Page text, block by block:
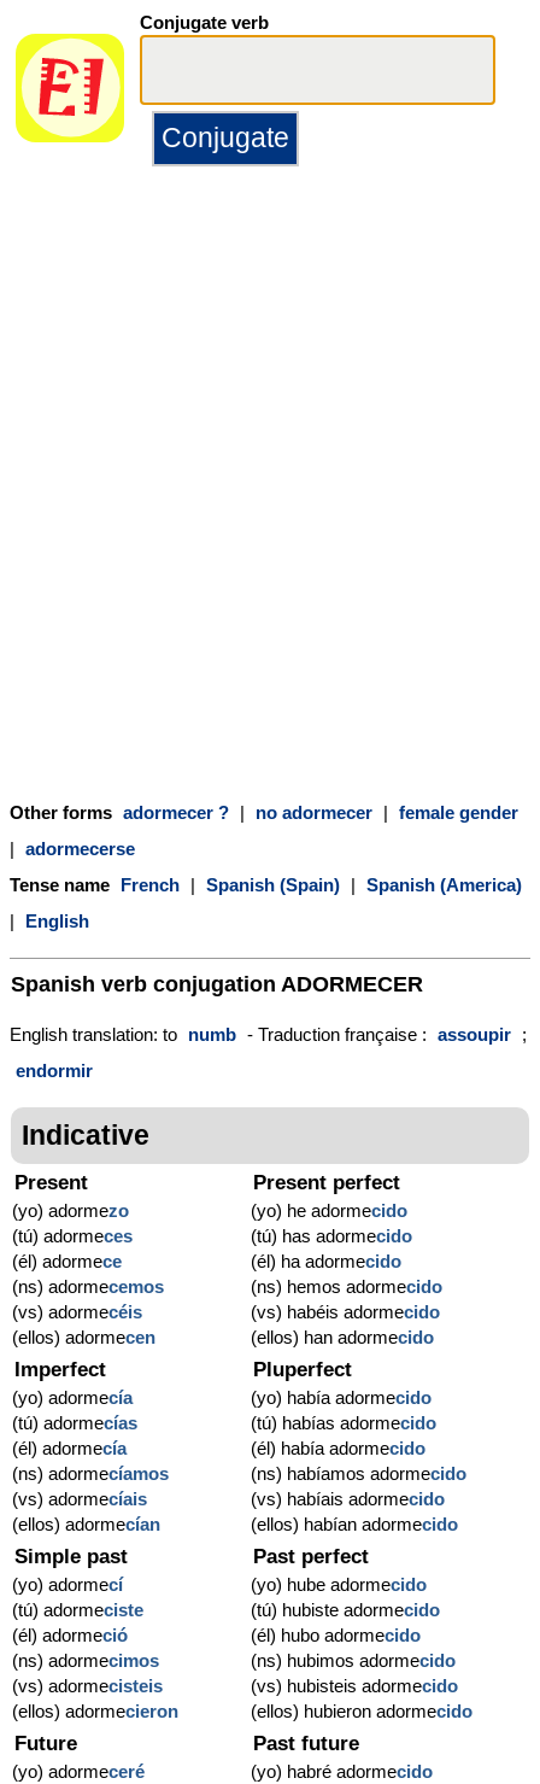
Conjugate verb
Other forms adormecer ? | no adormecer | female gender
| adormecerse
Tense name French | Spanish (Spain) | Spanish (America)
|
English
Spanish verb conjugation ADORMECER
English translation: to numb - Traduction française : assoupir ;
endormir
Indicative
Present
(yo) adormezo
(tú) adormeces
(él) adormece
(ns) adormecemos
(vs) adormecéis
(ellos) adormecen
Present perfect
(yo) he adormecido
(tú) has adormecido
(él) ha adormecido
(ns) hemos adormecido
(vs) habéis adormecido
(ellos) han adormecido
Imperfect
(yo) adormecía
(tú) adormecías
(él) adormecía
(ns) adormecíamos
(vs) adormecíais
(ellos) adormecían
Pluperfect
(yo) había adormecido
(tú) habías adormecido
(él) había adormecido
(ns) habíamos adormecido
(vs) habíais adormecido
(ellos) habían adormecido
Simple past
(yo) adormecí
(tú) adormeciste
(él) adormeció
(ns) adormecimos
(vs) adormecisteis
(ellos) adormecieron
Past perfect
(yo) hube adormecido
(tú) hubiste adormecido
(él) hubo adormecido
(ns) hubimos adormecido
(vs) hubisteis adormecido
(ellos) hubieron adormecido
Future
(yo) adormeceré
Past future
(yo) habré adormecido